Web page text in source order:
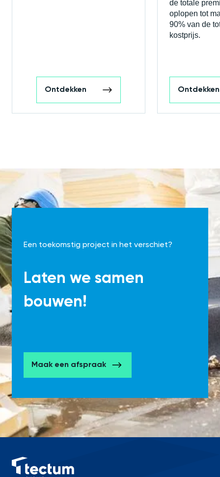
Ontdekken
de totale
oplopen tot
90% van de
kostprijs.
Ontdekken
Een toekomstig project in het verschiet?
Laten we samen
bouwen!
Maak een afspraak